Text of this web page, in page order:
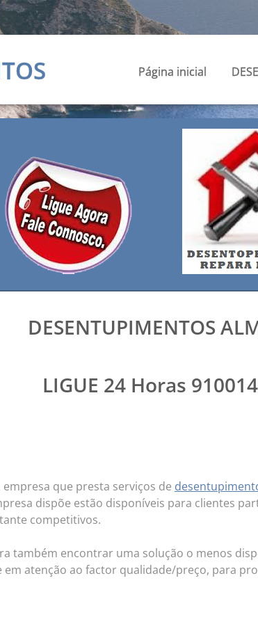
Página inicial
Horas
empresa que presta serviços de
dispõe estão disponíveis para clientes
competitivos.
também encontrar uma solução o menos
em atenção ao factor qualidade/preço, para